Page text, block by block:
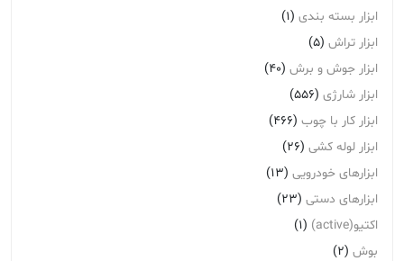
ابزار بسته بندی (1)
ابزار تراش (5)
ابزار جوش و برش (40)
ابزار شارژی (556)
ابزار کار با چوب (466)
ابزار لوله کشی (26)
ابزارهای خودرویی (13)
ابزارهای دستی (23)
اکتیو(active)
(1)
بوش (2)